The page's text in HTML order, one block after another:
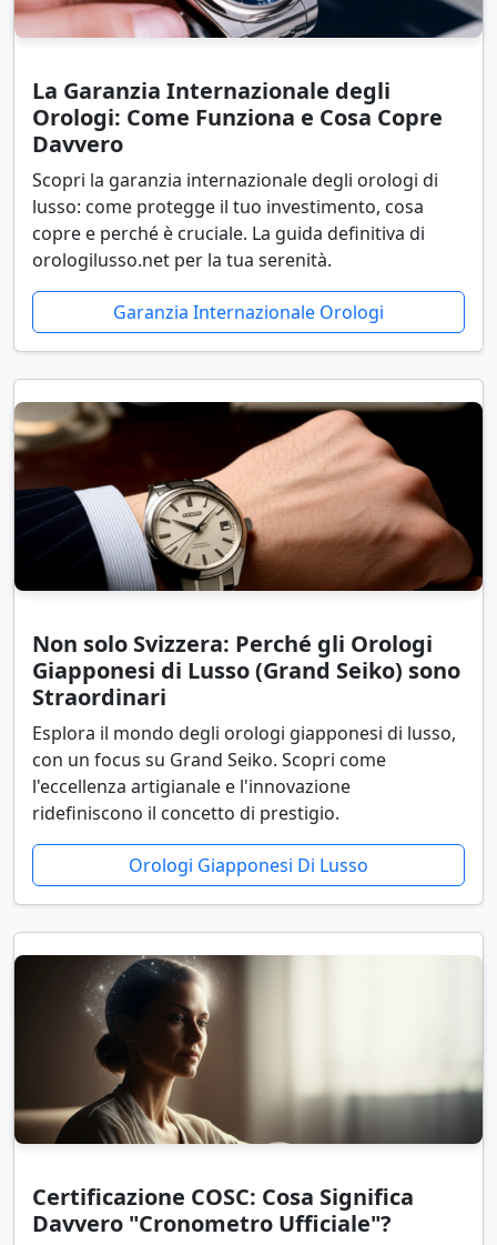
La Garanzia Internazionale degli
Orologi: Come Funziona e Cosa Copre
Davvero
Scopri la garanzia internazionale degli orologi di
lusso: come protegge il tuo investimento, cosa
copre e perché è cruciale. La guida definitiva di
orologilusso.net per la tua serenità.
Garanzia Internazionale Orologi
Non solo Svizzera: Perché gli Orologi
Giapponesi di Lusso (Grand Seiko) sono
Straordinari
Esplora il mondo degli orologi giapponesi di lusso,
con un focus su Grand Seiko. Scopri come
l'eccellenza artigianale e l'innovazione
ridefiniscono il concetto di prestigio.
Orologi Giapponesi Di Lusso
Certificazione COSC: Cosa Significa
Davvero "Cronometro Ufficiale"?